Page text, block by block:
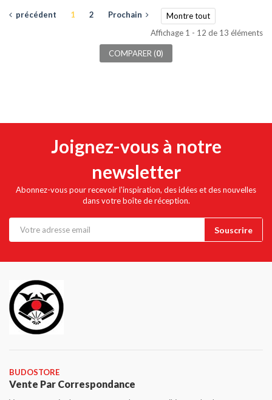
précédent 1 2 Prochain
Montre tout
Affichage 1 - 12 de 13 éléments
COMPARER (0)
Joignez-vous à notre
newsletter
Abonnez-vous pour recevoir l'inspiration, des idées et des nouvelles
dans votre boîte de réception.
BUDOSTORE
Vente Par Correspondance